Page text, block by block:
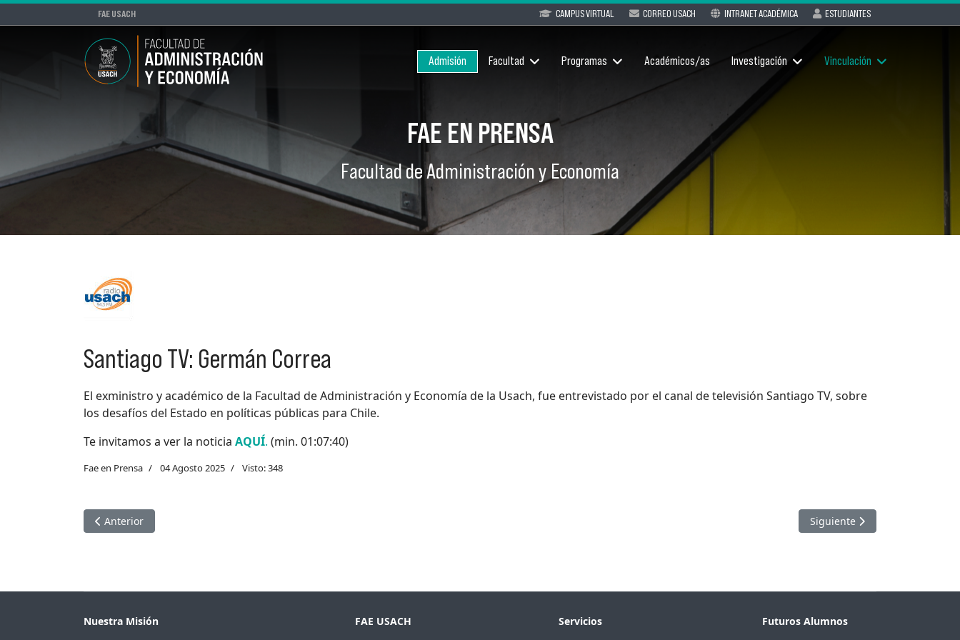
FAE USACH CAMPUS VIRTUAL CORREO USACH INTRANET ACADÉMICA ESTUDIANTES
Admisión Facultad Programas Académicos/as Investigación Vinculación
FAE EN PRENSA
Facultad de Administración y Economía
Santiago TV: Germán Correa
El exministro y académico de la Facultad de Administración y Economía de la Usach, fue entrevistado por el canal de televisión Santiago TV, sobre
los desafíos del Estado en políticas públicas para Chile.
Te invitamos a ver la noticia AQUÍ. (min. 01:07:40)
Fae en Prensa 04 Agosto 2025 Visto: 348
Artículo anterior: Publimetro: Marcela Vera
Anterior Artículo siguiente: Mega:
Siguiente
Nuestra Misión FAE USACH Servicios Futuros Alumnos